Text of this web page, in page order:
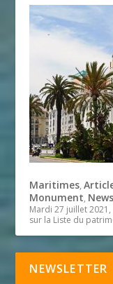
Maritimes,
Monument,
Mardi 27 juillet
sur la Liste du
NEWSLETTER